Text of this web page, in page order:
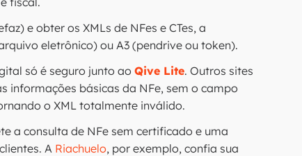
e obter os XMLs de NFes e CTes, a
eletrônico) ou A3 (pendrive ou token).
só é seguro junto ao Qive Lite. Outros sites
informações básicas da NFe, sem o campo
o XML totalmente inválido.
a consulta de NFe sem certificado e uma
A Riachuelo, por exemplo, confia sua